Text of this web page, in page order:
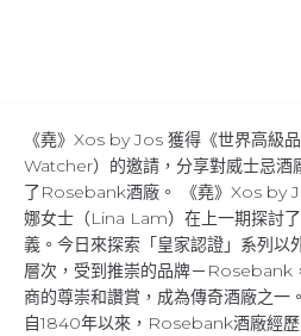
《堯》Xos by Jos 獲得《世界高級
Watcher）的邀請，分享對威士忌酒
了Rosebank酒廠。 《堯》Xos by
娜女士（Lina Lam）在上一期探討
義。今日來探索「皇家認證」系列以
層次，受到推崇的品牌－Rosebank
商的尊崇和讚賞，成為傳奇酒廠之一。
自1840年以來，Rosebank酒廠經